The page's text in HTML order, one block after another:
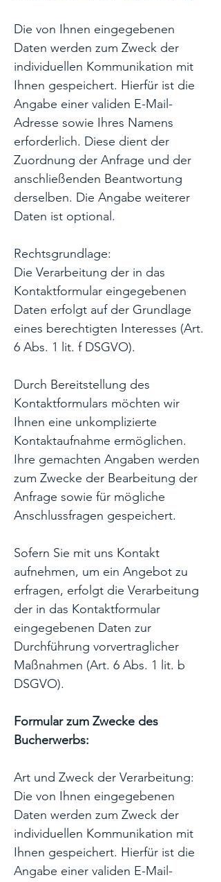
Die von Ihnen eingegebenen
Daten werden zum Zweck der
individuellen Kommunikation mit
Ihnen gespeichert. Hierfür ist die
Angabe einer validen E-Mail-
Adresse sowie Ihres Namens
erforderlich. Diese dient der
Zuordnung der Anfrage und der
anschließenden Beantwortung
derselben. Die Angabe weiterer
Daten ist optional.
Rechtsgrundlage:
Die Verarbeitung der in das
Kontaktformular eingegebenen
Daten erfolgt auf der Grundlage
eines berechtigten Interesses (Art.
6 Abs. 1 lit. f DSGVO).
Durch Bereitstellung des
Kontaktformulars möchten wir
Ihnen eine unkomplizierte
Kontaktaufnahme ermöglichen.
Ihre gemachten Angaben werden
zum Zwecke der Bearbeitung der
Anfrage sowie für mögliche
Anschlussfragen gespeichert.
Sofern Sie mit uns Kontakt
aufnehmen, um ein Angebot zu
erfragen, erfolgt die Verarbeitung
der in das Kontaktformular
eingegebenen Daten zur
Durchführung vorvertraglicher
Maßnahmen (Art. 6 Abs. 1 lit. b
DSGVO).
Formular zum Zwecke des
Bucherwerbs:
Art und Zweck der Verarbeitung:
Die von Ihnen eingegebenen
Daten werden zum Zweck der
individuellen Kommunikation mit
Ihnen gespeichert. Hierfür ist die
Angabe einer validen E-Mail-